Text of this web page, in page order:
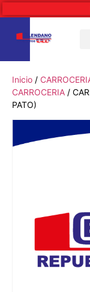
Inicio /
CARROCERIA /
PATO)